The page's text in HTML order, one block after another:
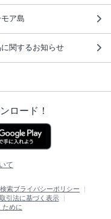
ア島
関するお知らせ
ロード！
て
索プライバシーポリシー
引法に基づく表示
ために